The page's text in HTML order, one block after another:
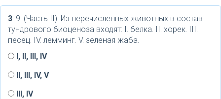
3. 9. (Часть II). Из перечисленных животных в состав
тундрового биоценоза входят: I. белка. II. хорек. III.
песец. IV. лемминг. V. зеленая жаба.
I, II, III, IV
II, III, IV, V
III, IV